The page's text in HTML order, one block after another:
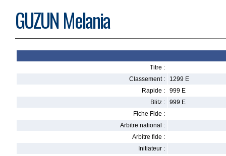
GUZUN Melania
Titre :
Classement :
1299 E
Rapide :
999 E
Blitz :
999 E
Fiche Fide :
Arbitre national :
Arbitre fide :
Initiateur :